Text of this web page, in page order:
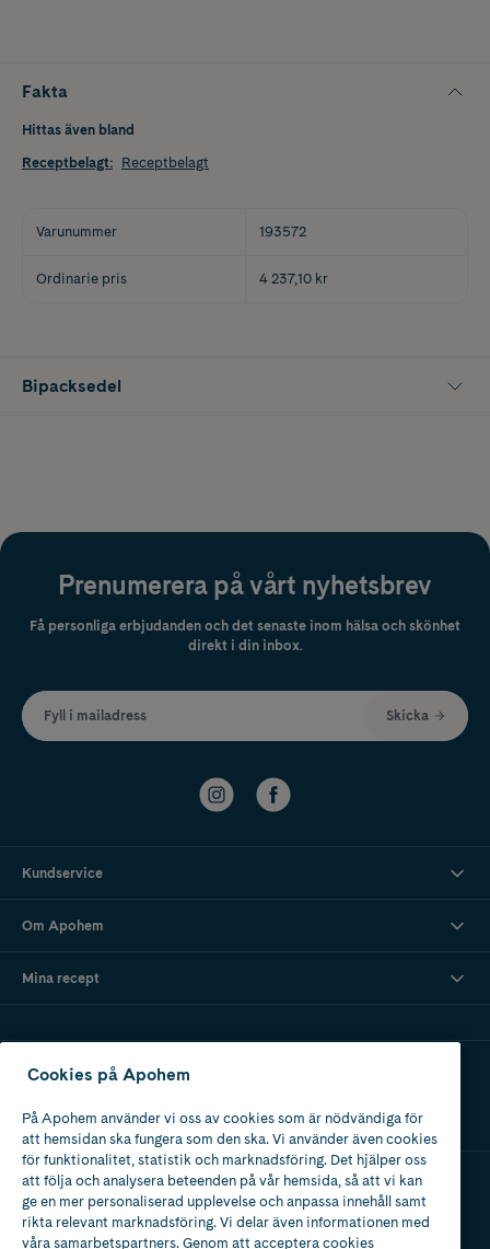
Fakta
Hittas även bland
Receptbelagt: Receptbelagt
Varunummer 193572
Ordinarie pris 4 237,10 kr
Bipacksedel
Prenumerera på vårt nyhetsbrev
Få personliga erbjudanden och det senaste inom hälsa och skönhet
direkt i din inbox.
Fyll i mailadress Skicka
Kundservice
Om Apohem
Mina recept
Ladda ner vår app
Apotek med tillstånd
av Läkemedelsverket
Cookies på Apohem
På Apohem använder vi oss av cookies som är nödvändiga för
att hemsidan ska fungera som den ska. Vi använder även cookies
för funktionalitet, statistik och marknadsföring. Det hjälper oss
att följa och analysera beteenden på vår hemsida, så att vi kan
ge en mer personaliserad upplevelse och anpassa innehåll samt
rikta relevant marknadsföring. Vi delar även informationen med
våra samarbetspartners. Genom att acceptera cookies